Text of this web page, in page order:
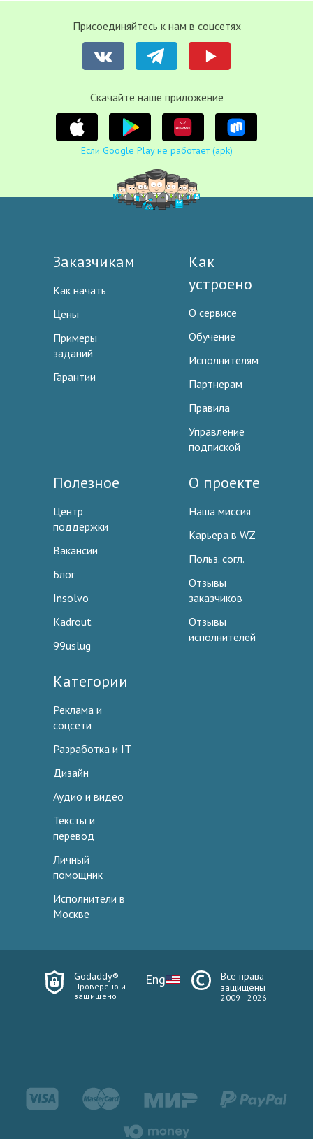
Присоединяйтесь к нам в соцсетях
Cкачайте наше приложение
Если Google Play не работает (apk)
Заказчикам
Как начать
Цены
Примеры
заданий
Гарантии
Как
устроено
О сервисе
Обучение
Исполнителям
Партнерам
Правила
Управление
подпиской
Полезное
Центр
поддержки
Вакансии
Блог
Insolvo
Kadrout
99uslug
О проекте
Наша миссия
Карьера в WZ
Польз. согл.
Отзывы
заказчиков
Отзывы
исполнителей
Категории
Реклама и
соцсети
Разработка и IT
Дизайн
Аудио и видео
Тексты и
перевод
Личный
помощник
Исполнители в
Москве
Godaddy®
Проверено и
защищено
Eng
Все права
защищены
2009—2026